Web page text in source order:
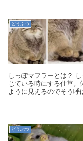
どうぶつ
しっぽマフラーとは？
じている時にする仕草
ように見えるのでそう呼ばれています。 今
どうぶつ